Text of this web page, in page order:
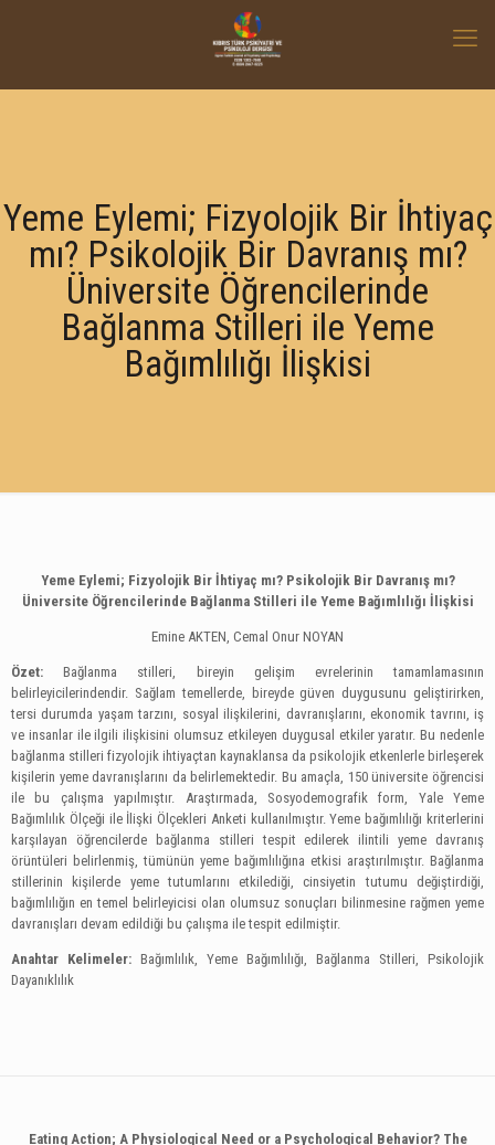
Yeme Eylemi; Fizyolojik Bir İhtiyaç
mı? Psikolojik Bir Davranış mı?
Üniversite Öğrencilerinde
Bağlanma Stilleri ile Yeme
Bağımlılığı İlişkisi
Yeme Eylemi; Fizyolojik Bir İhtiyaç mı? Psikolojik Bir Davranış mı?
Üniversite Öğrencilerinde Bağlanma Stilleri ile Yeme Bağımlılığı İlişkisi
Emine AKTEN, Cemal Onur NOYAN
Özet:Bağlanma stilleri, bireyin gelişim evrelerinin tamamlamasının
belirleyicilerindendir. Sağlam temellerde, bireyde güven duygusunu geliştirirken,
tersi durumda yaşam tarzını, sosyal ilişkilerini, davranışlarını, ekonomik tavrını, iş
ve insanlar ile ilgili ilişkisini olumsuz etkileyen duygusal etkiler yaratır. Bu nedenle
bağlanma stilleri fizyolojik ihtiyaçtan kaynaklansa da psikolojik etkenlerle birleşerek
kişilerin yeme davranışlarını da belirlemektedir. Bu amaçla, 150 üniversite öğrencisi
ile bu çalışma yapılmıştır. Araştırmada, Sosyodemografik form, Yale Yeme
Bağımlılık Ölçeği ile İlişki Ölçekleri Anketi kullanılmıştır. Yeme bağımlılığı kriterlerini
karşılayan öğrencilerde bağlanma stilleri tespit edilerek ilintili yeme davranış
örüntüleri belirlenmiş, tümünün yeme bağımlılığına etkisi araştırılmıştır. Bağlanma
stillerinin kişilerde yeme tutumlarını etkilediği, cinsiyetin tutumu değiştirdiği,
bağımlılığın en temel belirleyicisi olan olumsuz sonuçları bilinmesine rağmen yeme
davranışları devam edildiği bu çalışma ile tespit edilmiştir.
Anahtar Kelimeler: Bağımlılık, Yeme Bağımlılığı, Bağlanma Stilleri, Psikolojik
Dayanıklılık
Eating Action; A Physiological Need or a Psychological Behavior? The